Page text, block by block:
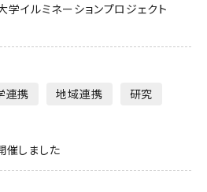
イルミネーションプロジェクト
連携 地域連携
研究
催しました